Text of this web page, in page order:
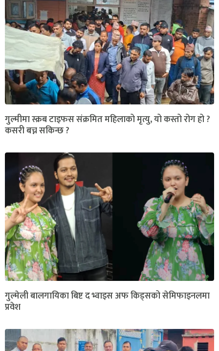
गुल्मीमा स्क्रब टाइफस संक्रमित महिलाको मृत्यु, यो कस्तो रोग हो ?
कसरी बच्न सकिन्छ ?
गुल्मेली बालगायिका बिष्ट द भ्वाइस अफ किड्सको सेमिफाइनलमा
प्रवेश